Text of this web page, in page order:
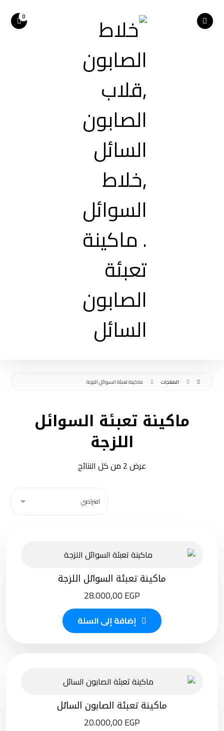
المنتجات ماكينة تعبئة السوائل اللزجة
ماكينة تعبئة السوائل
اللزجة
عرض ⁦2⁩ من كل النتائج
ماكينة تعبئة السوائل اللزجة
28.000,00EGP
إضافة إلى السلة
ماكينة تعبئة الصابون السائل
20.000,00EGP